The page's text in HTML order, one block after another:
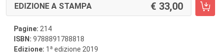
EDIZIONE A STAMPA 33,00
Pagine: 214
ISBN: 9788891788818
Edizione: 1 a edizione 2019